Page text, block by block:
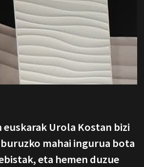
Urola Kostan bizi
mahai ingurua bota
eta hemen duzue